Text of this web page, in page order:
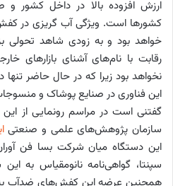
ارزش افزوده بالا در داخل کشور
کشورها است. ویژگی آب گریزی در
خواهد بود و به زودی شاهد تحولی
رقابت با نام‌های آشنای بازارهای
نخواهد بود زیرا که در حال حاضر
این فناوری در صنایع پوشاک و
گفتنی است در مراسم رونمایی از
سازمان پژوهش‌های علمی و صنعتی
این دستگاه میان شرکت بسا فن
سپنتا، گواهی‌نامه نانومقیاس به